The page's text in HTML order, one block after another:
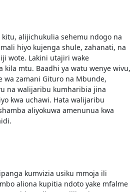
kitu, alijichukulia sehemu ndogo na
hiyo kujenga shule, zahanati, na
wote. Lakini utajiri wake
kila mtu. Baadhi ya watu wenye wivu,
wa zamani Gituro na Mbunde,
na walijaribu kumharibia jina
kwa uchawi. Hata walijaribu
aliyokuwa amenunua kwa
kumvizia usiku mmoja ili
aliona kupitia ndoto yake mfalme